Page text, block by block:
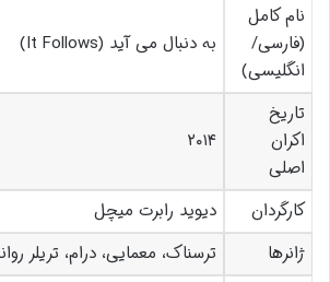
نام کامل
(فارسی/
انگلیسی)
به دنبال می آید (It Follows)
تاریخ
اکران
اصلی
۲۰۱۴
کارگردان
دیوید رابرت میچل
ژانرها
ترسناک، معمایی، درام، تریلر